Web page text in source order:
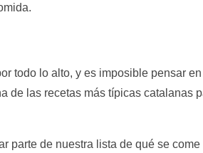
todo lo alto, y es imposible pensar en
de las recetas más típicas catalanas
parte de nuestra lista de qué se come